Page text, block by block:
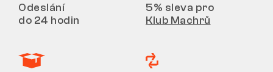
Odeslání
do 24 hodin
5% sleva pro
Klub Machrů